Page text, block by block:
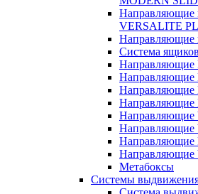
Направляющие
VERSALITE
Направляющие
Система
Направляющие
Направляющие
Направляющие
Направляющие
Направляющие
Направляющие
Направляющие
Метабоксы
Системы